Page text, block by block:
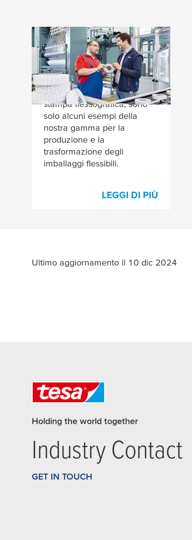
Applicazioni per nastri
Nastri per giunte su carta o
supporti plastici e nastri per il
montaggio delle matrici nella
stampa flessografica, sono
solo alcuni esempi della
nostra gamma per la
produzione e la
trasformazione degli
imballaggi flessibili.
LEGGI DI PIÙ
Ultimo aggiornamento il 10 dic 2024
Holding the world together
Industry Contact
GET IN TOUCH